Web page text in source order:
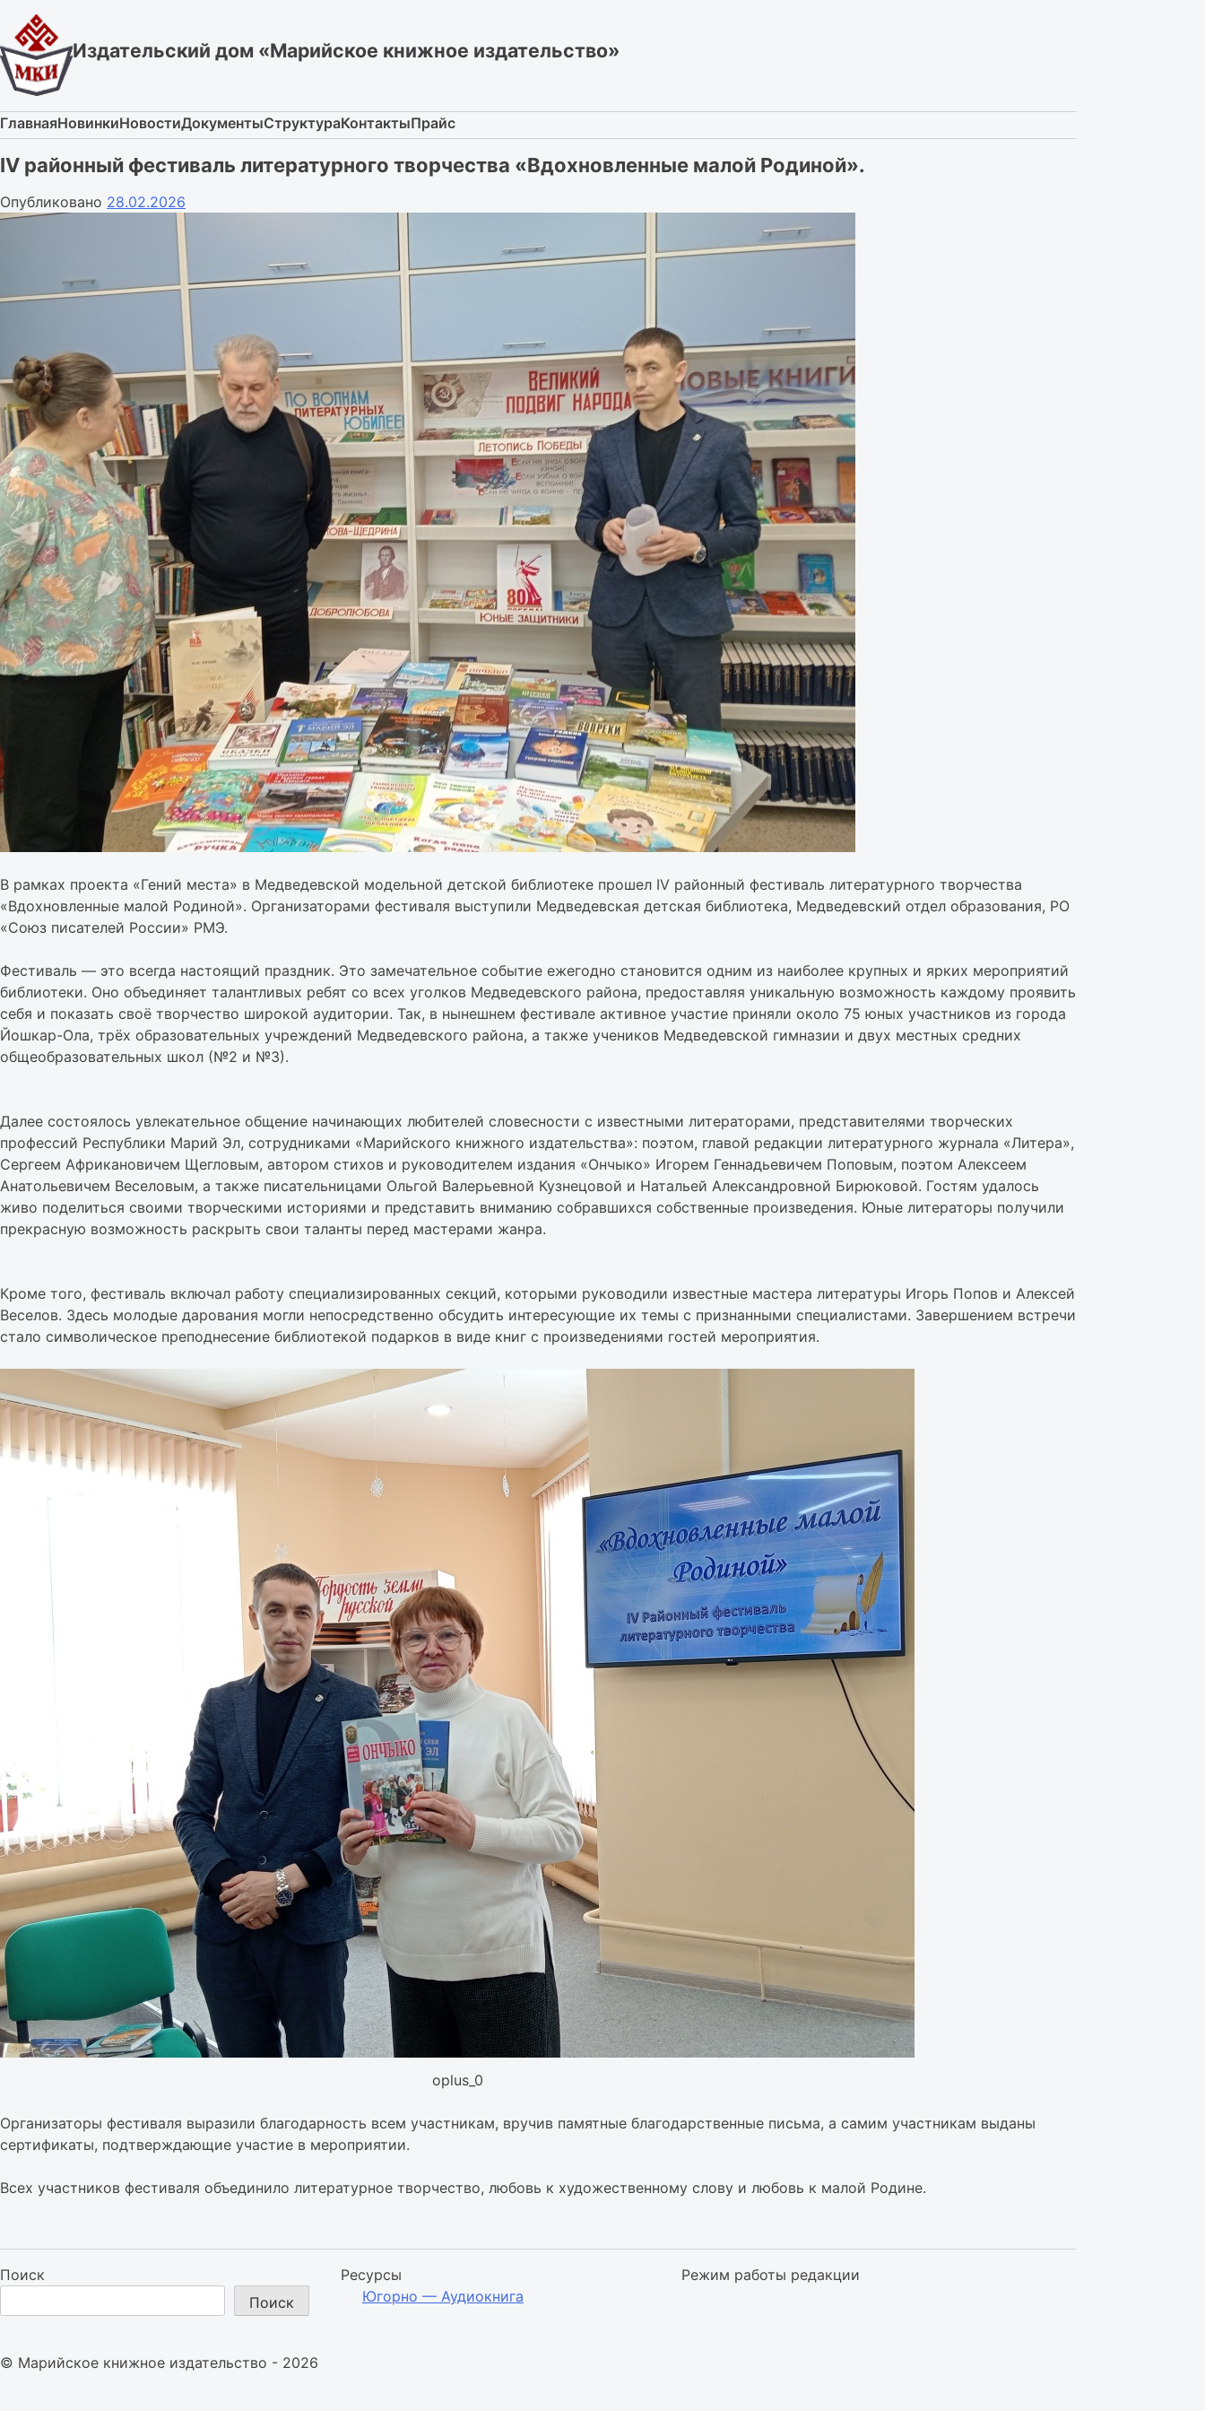
content
Издательский дом «Марийское книжное издательство»
ГлавнаяНовинкиНовостиДокументыСтруктураКонтактыПрайс
IV районный фестиваль литературного творчества «Вдохновленные малой Родиной».
Опубликовано 28.02.2026
В рамках проекта «Гений места» в Медведевской модельной детской библиотеке прошел IV районный фестиваль литературного творчества
«Вдохновленные малой Родиной». Организаторами фестиваля выступили Медведевская детская библиотека, Медведевский отдел образования, РО
«Союз писателей России» РМЭ.
Фестиваль — это всегда настоящий праздник. Это замечательное событие ежегодно становится одним из наиболее крупных и ярких мероприятий
библиотеки. Оно объединяет талантливых ребят со всех уголков Медведевского района, предоставляя уникальную возможность каждому проявить
себя и показать своё творчество широкой аудитории. Так, в нынешнем фестивале активное участие приняли около 75 юных участников из города
Йошкар-Ола, трёх образовательных учреждений Медведевского района, а также учеников Медведевской гимназии и двух местных средних
общеобразовательных школ (№2 и №3).
Далее состоялось увлекательное общение начинающих любителей словесности с известными литераторами, представителями творческих
профессий Республики Марий Эл, сотрудниками «Марийского книжного издательства»: поэтом, главой редакции литературного журнала «Литера»,
Сергеем Африкановичем Щегловым, автором стихов и руководителем издания «Ончыко» Игорем Геннадьевичем Поповым, поэтом Алексеем
Анатольевичем Веселовым, а также писательницами Ольгой Валерьевной Кузнецовой и Натальей Александровной Бирюковой. Гостям удалось
живо поделиться своими творческими историями и представить вниманию собравшихся собственные произведения. Юные литераторы получили
прекрасную возможность раскрыть свои таланты перед мастерами жанра.
Кроме того, фестиваль включал работу специализированных секций, которыми руководили известные мастера литературы Игорь Попов и Алексей
Веселов. Здесь молодые дарования могли непосредственно обсудить интересующие их темы с признанными специалистами. Завершением встречи
стало символическое преподнесение библиотекой подарков в виде книг с произведениями гостей мероприятия.
oplus_0
Организаторы фестиваля выразили благодарность всем участникам, вручив памятные благодарственные письма, а самим участникам выданы
сертификаты, подтверждающие участие в мероприятии.
Всех участников фестиваля объединило литературное творчество, любовь к художественному слову и любовь к малой Родине.
Поиск
Поиск
Ресурсы
Югорно — Аудиокнига
Режим работы редакции
© Марийское книжное издательство - 2026